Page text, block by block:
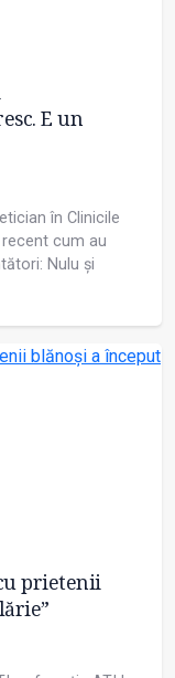
E un
în Clinicile
recent cum au
Nulu și
prietenii